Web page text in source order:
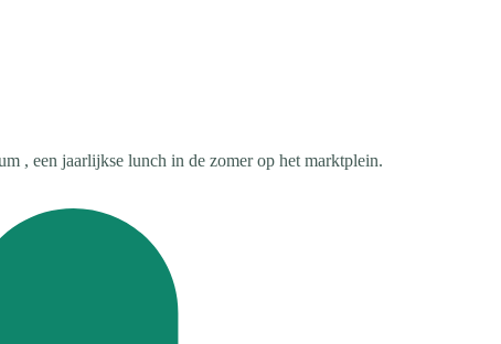
, een jaarlijkse lunch in de zomer op het marktplein.